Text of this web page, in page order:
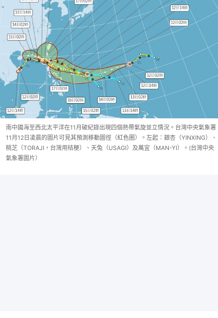
南中國海至西北太平洋在11月破紀錄出現四個熱帶氣旋並立情況。台灣中央氣象署
11月12日凌晨的圖片可見其預測移動圖徑（紅色圈）。左起：銀杏（YINXING）、
桃芝（TORAJI，台灣用桔梗）、天兔（USAGI）及萬宜（MAN-YI）。(台灣中央
氣象署圖片）